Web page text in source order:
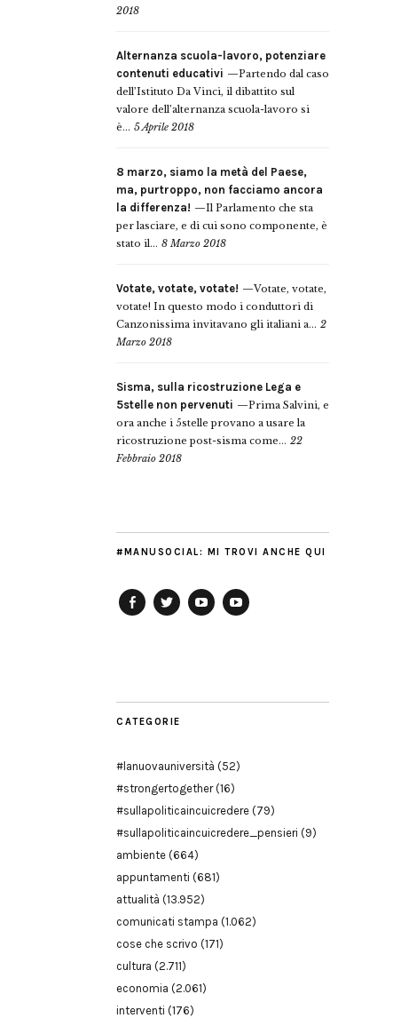
2018
Alternanza scuola-lavoro, potenziare
contenuti educativi
Partendo dal caso
dell’Istituto Da Vinci, il dibattito sul
valore dell’alternanza scuola-lavoro si
è... 5 Aprile 2018
8 marzo, siamo la metà del Paese,
ma, purtroppo, non facciamo ancora
la differenza!
Il Parlamento che sta
per lasciare, e di cui sono componente, è
stato il... 8 Marzo 2018
Votate, votate, votate!
Votate, votate,
votate! In questo modo i conduttori di
Canzonissima invitavano gli italiani a... 2
Marzo 2018
Sisma, sulla ricostruzione Lega e
5stelle non pervenuti
Prima Salvini, e
ora anche i 5stelle provano a usare la
ricostruzione post-sisma come... 22
Febbraio 2018
#MANUSOCIAL: MI TROVI ANCHE QUI
CATEGORIE
#lanuovauniversità (52)
#strongertogether(16)
#sullapoliticaincuicredere (79)
#sullapoliticaincuicredere_pensieri (9)
ambiente (664)
appuntamenti (681)
attualità (13.952)
comunicati stampa (1.062)
cose che scrivo (171)
cultura (2.711)
economia (2.061)
interventi (176)